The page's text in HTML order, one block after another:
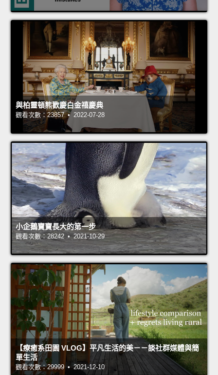
與柏靈頓熊歡慶白金禧慶典
觀看次數：23857 • 2022-07-28
小企鵝寶寶長大的第一步
觀看次數：28242 • 2021-10-29
【療癒系田園 VLOG】平凡生活的美－－談社群媒體與簡
單生活
觀看次數：29999 • 2021-12-10